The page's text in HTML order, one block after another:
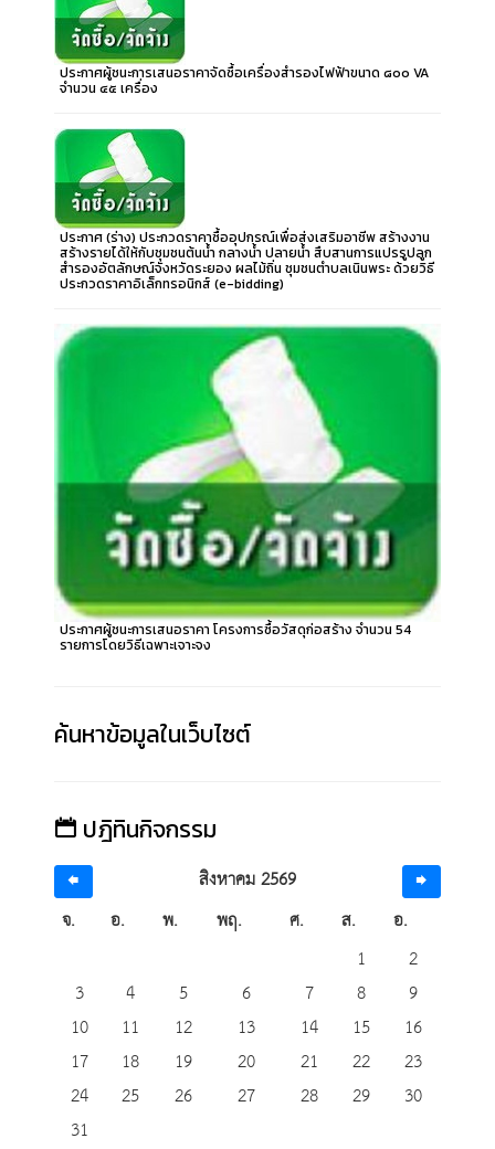
ประกาศผู้ชนะการเสนอราคาจัดซื้อเครื่องสำรองไฟฟ้าขนาด ๘๐๐ VA
จำนวน ๔๕ เครื่อง
ประกาศ (ร่าง) ประกวดราคาซื้ออุปกรณ์เพื่อส่งเสริมอาชีพ สร้างงาน
สร้างรายได้ให้กับชุมชนต้นน้ำ กลางน้ำ ปลายน้ำ สืบสานการแปรรูปลูก
สำรองอัตลักษณ์จังหวัดระยอง ผลไม้ถิ่น ชุมชนตำบลเนินพระ ด้วยวิธี
ประกวดราคาอิเล็กทรอนิกส์ (e-bidding)
ประกาศผู้ชนะการเสนอราคา โครงการซื้อวัสดุก่อสร้าง จำนวน 54
รายการโดยวิธีเฉพาะเจาะจง
ค้นหาข้อมูลในเว็บไซต์
ปฎิทินกิจกรรม
สิงหาคม 2569
จ.
อ. พ. พฤ. ศ. ส.
อ.
1
2
3
4 5 6 7 8
9
10
11 12 13 14 15
16
17
18 19 20 21 22
23
24
25 26 27 28 29
30
31